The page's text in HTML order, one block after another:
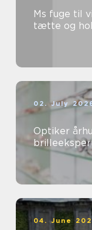
Ms fuge til
tætte og
02. July
Optiker århus sådan vælger du den
04. June